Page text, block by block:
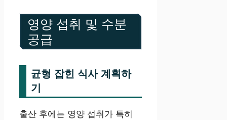
영양 섭취 및 수분
공급
균형 잡힌 식사 계획하
기
출산 후에는 영양 섭취가 특히